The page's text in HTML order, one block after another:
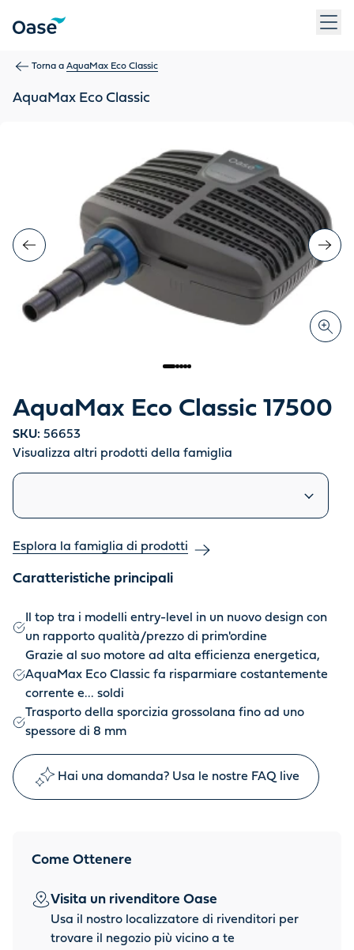
Torna a AquaMax Eco Classic
AquaMax Eco Classic
AquaMax Eco Classic 17500
SKU: 56653
Visualizza altri prodotti della famiglia
Prodotti simili
Esplora la famiglia di prodotti
Caratteristiche principali
Il top tra i modelli entry-level in un nuovo design con
un rapporto qualità/prezzo di prim'ordine
Grazie al suo motore ad alta efficienza energetica,
AquaMax Eco Classic fa risparmiare costantemente
corrente e... soldi
Trasporto della sporcizia grossolana fino ad uno
spessore di 8 mm
Hai una domanda? Usa le nostre FAQ live
Come Ottenere
Visita un rivenditore Oase
Usa il nostro localizzatore di rivenditori per
trovare il negozio più vicino a te